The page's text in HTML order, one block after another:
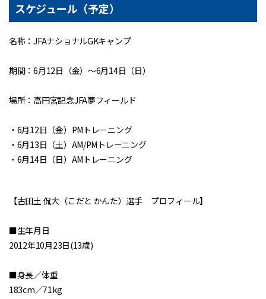
スケジュール（予定）
名称：JFAナショナルGKキャンプ
期間：6月12日（金）～6月14日（日）
場所：高円宮記念JFA夢フィールド
・6月12日（金）PMトレーニング
・6月13日（土）AM/PMトレーニング
・6月14日（日）AMトレーニング
【古田土 侃大（こだと かんた）選手 プロフィール】
■生年月日
2012年10月23日(13歳)
■身長／体重
183cm／71kg